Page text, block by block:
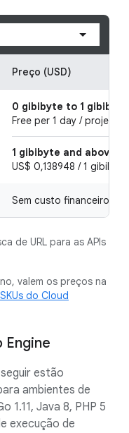
Preço (USD)
0 gibibyte to 1 gibibyte
Free per 1 day / project
1 gibibyte and above
US$ 0,138948 / 1
Sem custo financeiro
de URL para as APIs
valem os preços na
SKUs do Cloud
Engine
estão
ambientes de
1.11, Java 8, PHP 5
execução de